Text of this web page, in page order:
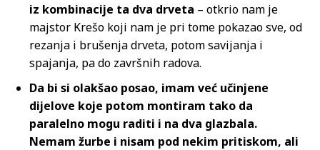
iz kombinacije ta dva drveta – otkrio nam je
majstor Krešo koji nam je pri tome pokazao sve, od
rezanja i brušenja drveta, potom savijanja i
spajanja, pa do završnih radova.
Da bi si olakšao posao, imam već učinjene
dijelove koje potom montiram tako da
paralelno mogu raditi i na dva glazbala.
Nemam žurbe i nisam pod nekim pritiskom, ali